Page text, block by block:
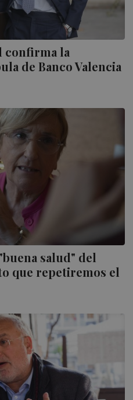
confirma la
de Banco Valencia
salud" del
que repetiremos el